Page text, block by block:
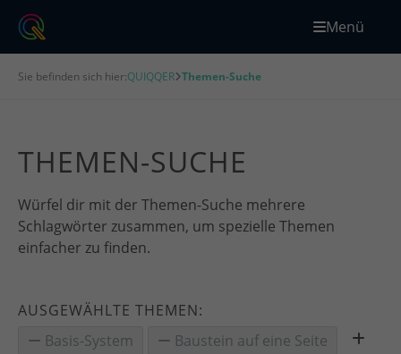
Menü
Sie befinden sich hier:QUIQQER Themen-Suche
THEMEN-SUCHE
Würfel dir mit der Themen-Suche mehrere
Schlagwörter zusammen, um spezielle Themen
einfacher zu finden.
AUSGEWÄHLTE THEMEN:
Basis-System
Baustein auf eine Seite